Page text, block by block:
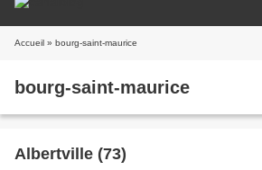
Accueil » bourg-saint-maurice
bourg-saint-maurice
Albertville (73)